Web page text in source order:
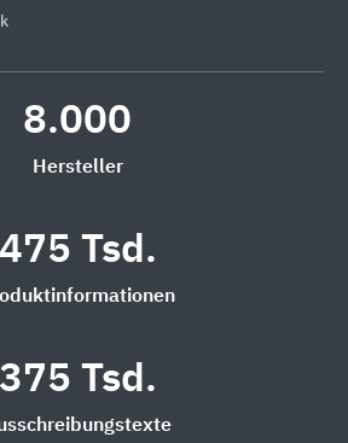
8.000
Hersteller
475 Tsd.
375 Tsd.